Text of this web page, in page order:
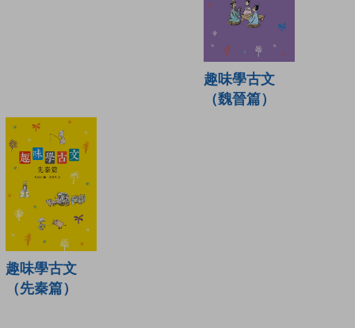
趣味學古文
（魏晉篇）
趣味學古文
（先秦篇）